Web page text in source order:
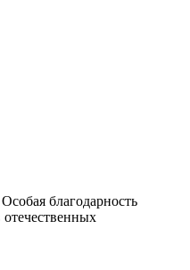
благодарность